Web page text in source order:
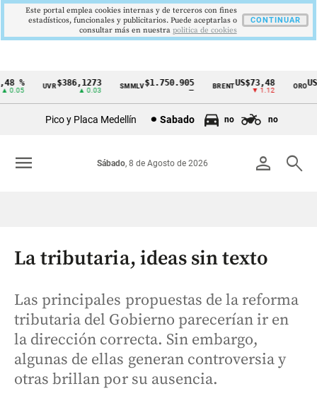
Cintillo
Colombia
% UVR$386,1273
▲ 0.03
SMMLV$1.750.905 BRENTUS$73,48
▼ 1.12
ORO
Pico y Placa Medellín Sabado no no
person search
Sábado, 8 de Agosto de 2026
menu
La tributaria, ideas sin texto
Las principales propuestas de la reforma
tributaria del Gobierno parecerían ir en
la dirección correcta. Sin embargo,
algunas de ellas generan controversia y
otras brillan por su ausencia.
Este portal emplea cookies internas y de terceros con fines
estadísticos, funcionales y publicitarios. Puede aceptarlas o
consultar más en nuestra politica de cookies
CONTINUAR